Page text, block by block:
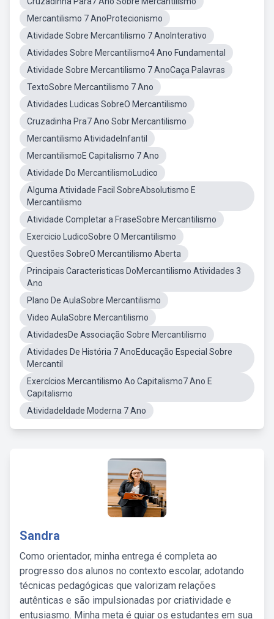
Mercantilismo 7 AnoProtecionismo
Atividade Sobre Mercantilismo 7 AnoInterativo
Atividades Sobre Mercantilismo4 Ano Fundamental
Atividade Sobre Mercantilismo 7 AnoCaça Palavras
TextoSobre Mercantilismo 7 Ano
Atividades Ludicas SobreO Mercantilismo
Cruzadinha Pra7 Ano Sobr Mercantilismo
Mercantilismo AtividadeInfantil
MercantilismoE Capitalismo 7 Ano
Atividade Do MercantilismoLudico
Alguma Atividade Facil SobreAbsolutismo E
Mercantilismo
Atividade Completar a FraseSobre Mercantilismo
Exercicio LudicoSobre O Mercantilismo
Questões SobreO Mercantilismo Aberta
Principais Caracteristicas DoMercantilismo Atividades 3
Ano
Plano De AulaSobre Mercantilismo
Video AulaSobre Mercantilismo
AtividadesDe Associação Sobre Mercantilismo
Atividades De História 7 AnoEducação Especial Sobre
Mercantil
Exercícios Mercantilismo Ao Capitalismo7 Ano E
Capitalismo
AtividadeIdade Moderna 7 Ano
Sandra
Como orientador, minha entrega é completa ao
progresso dos alunos no contexto escolar, adotando
técnicas pedagógicas que valorizam relações
autênticas e são impulsionadas por criatividade e
entusiasmo. Minha meta é guiar os estudantes em sua